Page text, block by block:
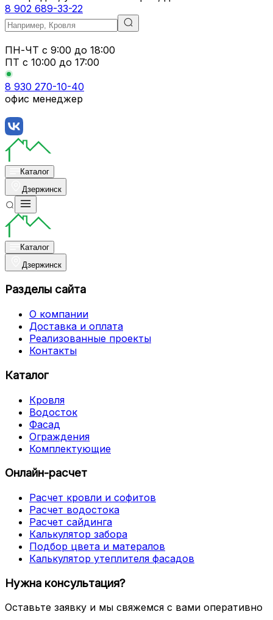
8 902 689-33-22
ПН-ЧТ с 9:00 до 18:00
ПТ с 10:00 до 17:00
8 930 270-10-40
офис менеджер
Каталог
Дзержинск
Каталог
Дзержинск
Разделы сайта
О компании
Доставка и оплата
Реализованные проекты
Контакты
Каталог
Кровля
Водосток
Фасад
Ограждения
Комплектующие
Онлайн-расчет
Расчет кровли и софитов
Расчет водостока
Расчет сайдинга
Калькулятор забора
Подбор цвета и матералов
Калькулятор утеплителя фасадов
Нужна консультация?
Оставьте заявку и мы свяжемся с вами оперативно